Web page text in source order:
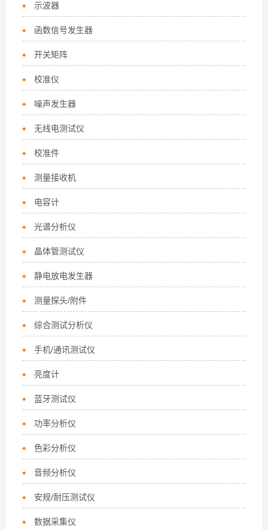
示波器
函数信号发生器
开关矩阵
校准仪
噪声发生器
无线电测试仪
校准件
测量接收机
电容计
光谱分析仪
晶体管测试仪
静电放电发生器
测量探头/附件
综合测试分析仪
手机/通讯测试仪
亮度计
蓝牙测试仪
功率分析仪
色彩分析仪
音频分析仪
安规/耐压测试仪
数据采集仪